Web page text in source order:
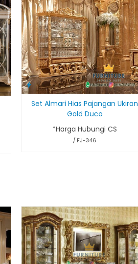
Set Almari Hias Pajangan Ukiran
Gold Duco
*Harga Hubungi CS
/ FJ-346